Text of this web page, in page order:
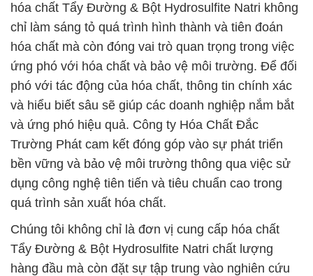
hóa chất Tẩy Đường & Bột Hydrosulfite Natri không
chỉ làm sáng tỏ quá trình hình thành và tiên đoán
hóa chất mà còn đóng vai trò quan trọng trong việc
ứng phó với hóa chất và bảo vệ môi trường. Để đối
phó với tác động của hóa chất, thông tin chính xác
và hiểu biết sâu sẽ giúp các doanh nghiệp nắm bắt
và ứng phó hiệu quả. Công ty Hóa Chất Đắc
Trường Phát cam kết đóng góp vào sự phát triển
bền vững và bảo vệ môi trường thông qua việc sử
dụng công nghệ tiên tiến và tiêu chuẩn cao trong
quá trình sản xuất hóa chất.
Chúng tôi không chỉ là đơn vị cung cấp hóa chất
Tẩy Đường & Bột Hydrosulfite Natri chất lượng
hàng đầu mà còn đặt sự tập trung vào nghiên cứu